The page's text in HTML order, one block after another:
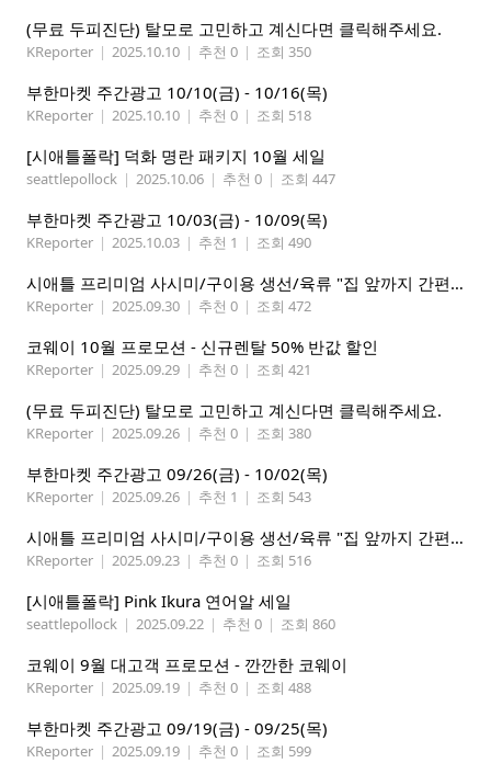
(무료 두피진단) 탈모로 고민하고 계신다면 클릭해주세요.
KReporter | 2025.10.10 | 추천 0 | 조회 350
부한마켓 주간광고 10/10(금) - 10/16(목)
KReporter | 2025.10.10 | 추천 0 | 조회 518
[시애틀폴락] 덕화 명란 패키지 10월 세일
seattlepollock | 2025.10.06 | 추천 0 | 조회 447
부한마켓 주간광고 10/03(금) - 10/09(목)
KReporter | 2025.10.03 | 추천 1 | 조회 490
시애틀 프리미엄 사시미/구이용 생선/육류 "집 앞까지 간편하게" – 영오션샵닷컴
KReporter | 2025.09.30 | 추천 0 | 조회 472
코웨이 10월 프로모션 - 신규렌탈 50% 반값 할인
KReporter | 2025.09.29 | 추천 0 | 조회 421
(무료 두피진단) 탈모로 고민하고 계신다면 클릭해주세요.
KReporter | 2025.09.26 | 추천 0 | 조회 380
부한마켓 주간광고 09/26(금) - 10/02(목)
KReporter | 2025.09.26 | 추천 1 | 조회 543
시애틀 프리미엄 사시미/구이용 생선/육류 "집 앞까지 간편하게" – 영오션샵닷컴
KReporter | 2025.09.23 | 추천 0 | 조회 516
[시애틀폴락] Pink Ikura 연어알 세일
seattlepollock | 2025.09.22 | 추천 0 | 조회 860
코웨이 9월 대고객 프로모션 - 깐깐한 코웨이
KReporter | 2025.09.19 | 추천 0 | 조회 488
부한마켓 주간광고 09/19(금) - 09/25(목)
KReporter | 2025.09.19 | 추천 0 | 조회 599